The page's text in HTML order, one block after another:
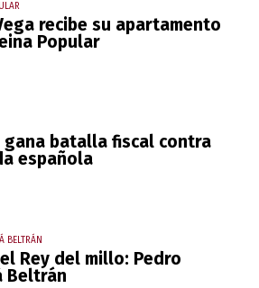
recibe su apartamento
Popular
gana batalla fiscal contra
española
BELTRÁN
Rey del millo: Pedro
Beltrán